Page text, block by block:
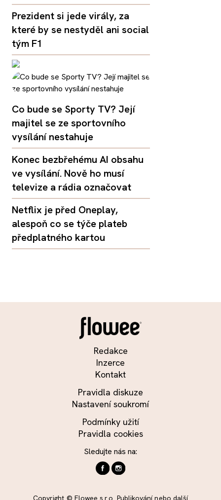
Prezident si jede virály, za
které by se nestyděl ani social
tým F1
Co bude se Sporty TV? Její
majitel se ze sportovního
vysílání nestahuje
Konec bezbřehému AI obsahu
ve vysílání. Nově ho musí
televize a rádia označovat
Netflix je před Oneplay,
alespoň co se týče plateb
předplatného kartou
Redakce
Inzerce
Kontakt
Pravidla diskuze
Nastavení soukromí
Podmínky užití
Pravidla cookies
Sledujte nás na:
Copyright © Flowee s.r.o. Publikování nebo další